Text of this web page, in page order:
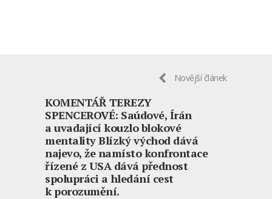
Novější článek
KOMENTÁŘ TEREZY
SPENCEROVÉ: Saúdové, Írán
a uvadající kouzlo blokové
mentality Blízký východ dává
najevo, že namísto konfrontace
řízené z USA dává přednost
spolupráci a hledání cest
k porozumění.